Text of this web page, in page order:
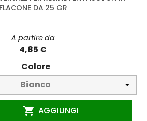
FLACONE DA 25 GR
A partire da
4,85 €
Colore
 AGGIUNGI